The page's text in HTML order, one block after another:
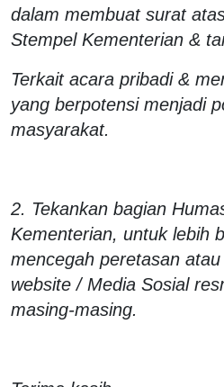
dalam membuat surat
Stempel Kementerian &
Terkait acara pribadi &
yang berpotensi menjadi
masyarakat.
2. Tekankan bagian
Kementerian, untuk lebih
mencegah peretasan
website / Media Sosial
masing-masing.